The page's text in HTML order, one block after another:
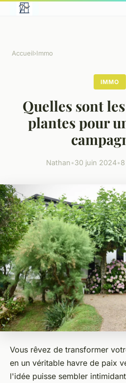
Accueil›Immo
IMMO
Quelles sont
plantes pour
Nathan•30 juin 2024•
Vous rêvez de transformer
en un véritable havre de paix
l'idée puisse sembler